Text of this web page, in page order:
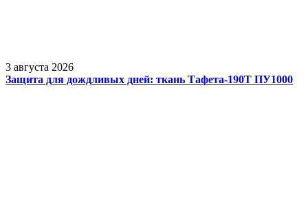
3 августа 2026
Защита для дождливых дней: ткань Тафета-190Т ПУ1000